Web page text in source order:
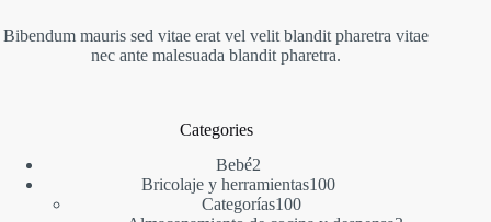
Bibendum mauris sed vitae erat vel velit blandit pharetra vitae
nec ante malesuada blandit pharetra.
Categories
Bebé22
productos
Bricolaje y herramientas100100
Categorías100100